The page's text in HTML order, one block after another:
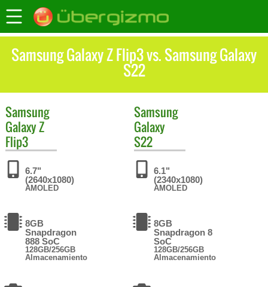
Samsung Galaxy Z Flip3 vs. Samsung Galaxy
S22
Samsung
Galaxy Z
Flip3
6.7"
(2640x1080)
AMOLED
8GB
Snapdragon
888 SoC
128GB/256GB
Almacenamiento
Samsung
Galaxy
S22
6.1"
(2340x1080)
AMOLED
8GB
Snapdragon 8
SoC
128GB/256GB
Almacenamiento